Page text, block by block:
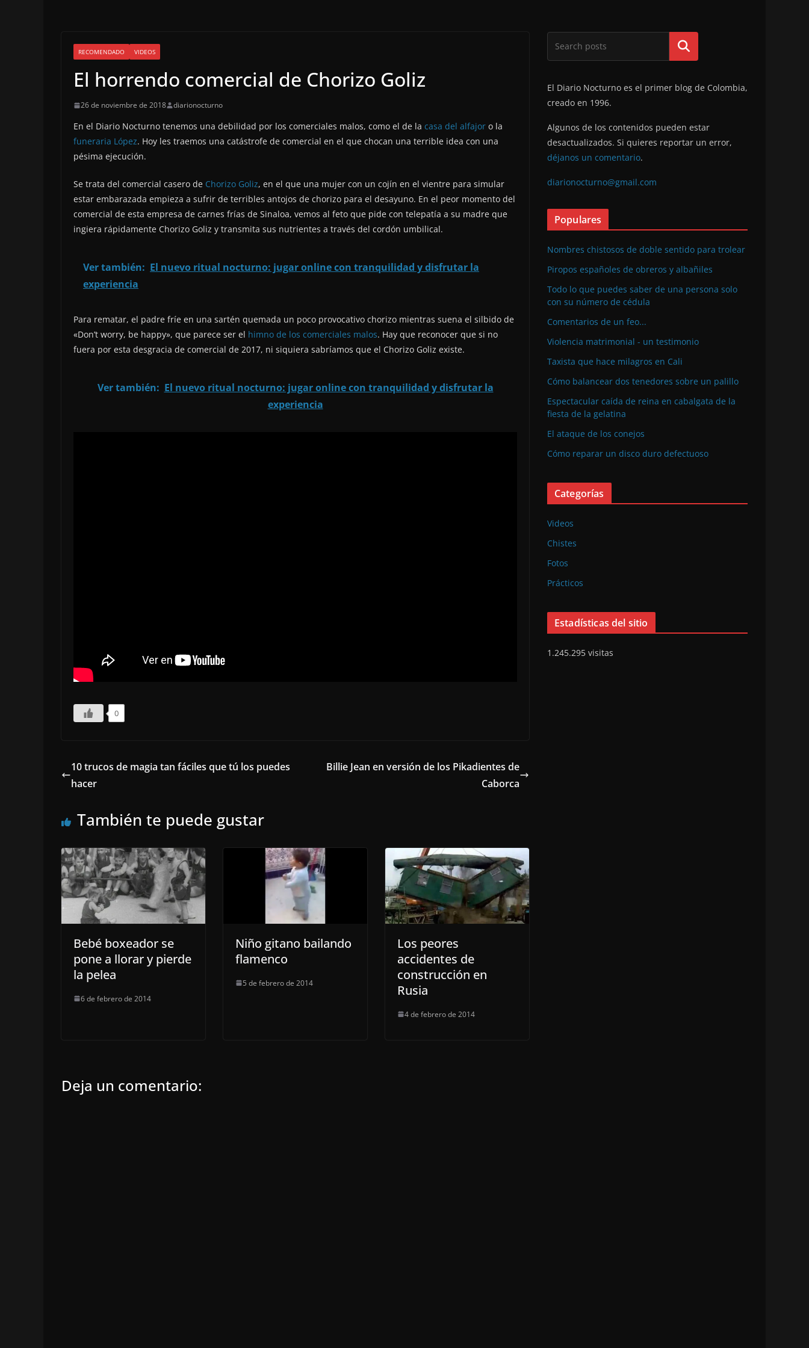
RECOMENDADO VIDEOS
El horrendo comercial de Chorizo Goliz
26 de noviembre de 2018 diarionocturno
En el Diario Nocturno tenemos una debilidad por los comerciales malos, como el de la casa del alfajor o la
funeraria López. Hoy les traemos una catástrofe de comercial en el que chocan una terrible idea con una
pésima ejecución.
Se trata del comercial casero de Chorizo Goliz, en el que una mujer con un cojín en el vientre para simular
estar embarazada empieza a sufrir de terribles antojos de chorizo para el desayuno. En el peor momento del
comercial de esta empresa de carnes frías de Sinaloa, vemos al feto que pide con telepatía a su madre que
ingiera rápidamente Chorizo Goliz y transmita sus nutrientes a través del cordón umbilical.
Ver también: El nuevo ritual nocturno: jugar online con tranquilidad y disfrutar la
experiencia
Para rematar, el padre fríe en una sartén quemada un poco provocativo chorizo mientras suena el silbido de
«Don’t worry, be happy», que parece ser el himno de los comerciales malos. Hay que reconocer que si no
fuera por esta desgracia de comercial de 2017, ni siquiera sabríamos que el Chorizo Goliz existe.
Ver también: El nuevo ritual nocturno: jugar online con tranquilidad y disfrutar la
experiencia
0
10 trucos de magia tan fáciles que tú los puedes
hacer
Billie Jean en versión de los Pikadientes de
Caborca
También te puede gustar
Bebé boxeador se
pone a llorar y pierde
la pelea
6 de febrero de 2014
Niño gitano bailando
flamenco
5 de febrero de 2014
Los peores
accidentes de
construcción en
Rusia
4 de febrero de 2014
Deja un comentario:
Buscar
El Diario Nocturno es el primer blog de Colombia,
creado en 1996.
Algunos de los contenidos pueden estar
desactualizados. Si quieres reportar un error,
déjanos un comentario.
diarionocturno@gmail.com
Populares
Nombres chistosos de doble sentido para trolear
Piropos españoles de obreros y albañiles
Todo lo que puedes saber de una persona solo
con su número de cédula
Comentarios de un feo...
Violencia matrimonial - un testimonio
Taxista que hace milagros en Cali
Cómo balancear dos tenedores sobre un palillo
Espectacular caída de reina en cabalgata de la
fiesta de la gelatina
El ataque de los conejos
Cómo reparar un disco duro defectuoso
Categorías
Videos
Chistes
Fotos
Prácticos
Estadísticas del sitio
1.245.295 visitas